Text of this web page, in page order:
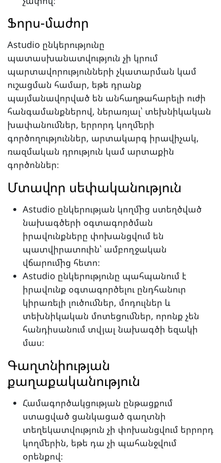
Ֆորս-մաժոր
Astudio ընկերությունը
պատասխանատվություն չի կրում
պարտավորությունների չկատարման կամ
ուշացման համար, եթե դրանք
պայմանավորված են անհաղթահարելի ուժի
հանգամանքներով, ներառյալ՝ տեխնիկական
խափանումներ, երրորդ կողմերի
գործողություններ, արտակարգ իրավիչակ,
ռազմական դրություն կամ արտաքին
գործոններ։
Մտավոր սեփականություն
Astudio ընկերության կողմից ստեղծված
նախագծերի օգտագործման
իրավունքները փոխանցվում են
պատվիրատուին՝ ամբողջական
վճարումից հետո։
Astudio ընկերությունը պահպանում է
իրավունք օգտագործելու ընդհանուր
կիրառելի լուծումներ, մոդուլներ և
տեխնիկական մոտեցումներ, որոնք չեն
հանդիսանում տվյալ նախագծի եզակի
մաս։
Գաղտնիության
քաղաքականություն
Համագործակցության ընթացքում
ստացված ցանկացած գաղտնի
տեղեկատվություն չի փոխանցվում երրորդ
կողմերին, եթե դա չի պահանջվում
օրենքով։